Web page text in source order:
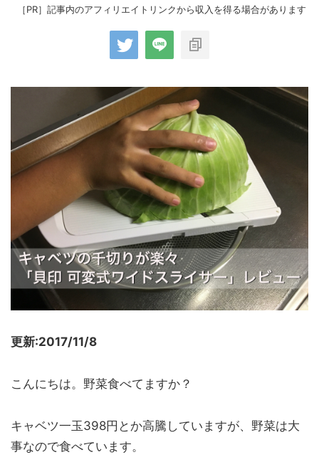
［PR］記事内のアフィリエイトリンクから収入を得る場合があります
更新:2017/11/8
こんにちは。野菜食べてますか？
キャベツ一玉398円とか高騰していますが、野菜は大
事なので食べています。